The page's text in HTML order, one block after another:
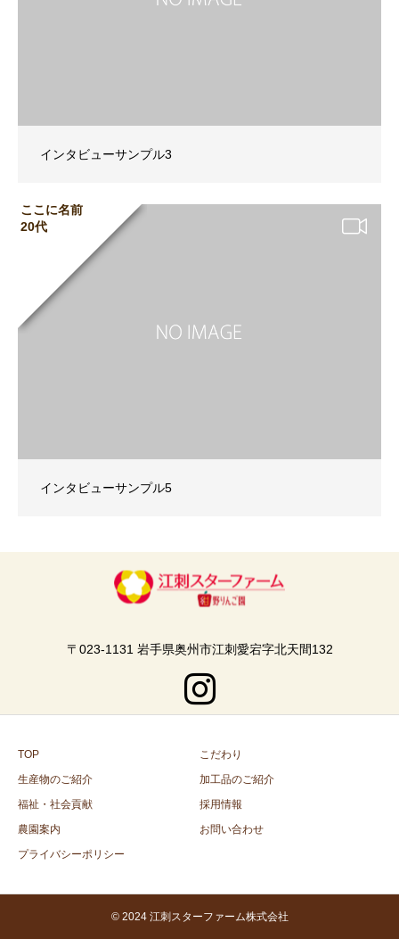
インタビューサンプル3
ここに名前
20代
インタビューサンプル5
〒023-1131 岩手県奥州市江刺愛宕字北天間132
TOP
こだわり
生産物のご紹介
加工品のご紹介
福祉・社会貢献
採用情報
農園案内
お問い合わせ
プライバシーポリシー
© 2024 江刺スターファーム株式会社